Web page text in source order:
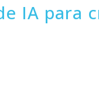
IA para